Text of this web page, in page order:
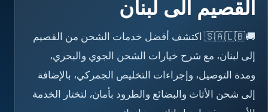
القصيم الى لبنان
🚚🇸🇦🇱🇧 اكتشف أفضل خدمات الشحن من القصيم
إلى لبنان، مع شرح خيارات الشحن الجوي والبحري،
ومدة التوصيل، وإجراءات التخليص الجمركي، بالإضافة
إلى شحن الأثاث والبضائع والطرود بأمان، لتختار الخدمة